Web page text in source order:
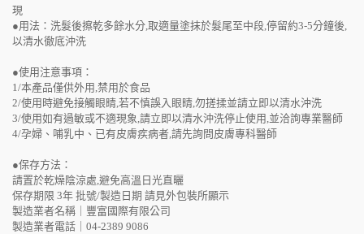
現
●用法：洗髮後擦乾多餘水分,取適量塗抹於髮尾至中段,停留約3-5分鐘後,
以清水徹底沖洗
●使用注意事項：
1/本產品僅供外用,禁用於食品
2/使用時避免接觸眼睛,若不慎誤入眼睛,勿搓揉並請立即以清水沖洗
3/使用如有過敏或不適現象,請立即以清水沖洗停止使用,並洽詢專業醫師
4/孕婦、哺乳中、已有皮膚疾病者,請先詢問皮膚專科醫師
●保存方法：
請置於乾燥陰涼處,避免高溫日光直曬
保存期限 3年 批號/製造日期 請見外包裝所顯示
製造業者名稱｜豐富國際有限公司
製造業者電話｜04-2389 9086